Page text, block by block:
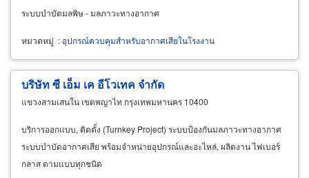
ระบบบำบัดมลพิษ - มลภาวะทางอากาศ
หมวดหมู่ : อุปกรณ์ควบคุมสำหรับอากาศเสียในโรงงาน
บริษัท ซี เอ็ม เค อีโวเทค จำกัด
แขวงสามเสนใน เขตพญาไท กรุงเทพมหานคร 10400
บริการออกแบบ, ติดตั้ง (Turnkey Project) ระบบป้องกันมลภาวะทางอากาศ
ระบบบำบัดอากาศเสีย พร้อมจำหน่ายอุปกรณ์และอะไหล่, ผลิตงาน ไฟเบอร์
กลาส ตามแบบทุกชนิด